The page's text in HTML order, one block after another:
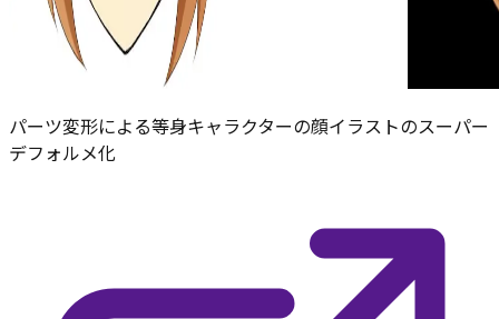
パーツ変形による等身キャラクターの顔イラストのスーパー
デフォルメ化